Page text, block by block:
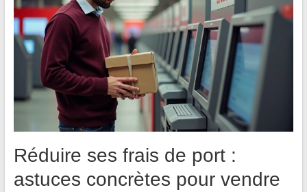
Réduire ses frais de port :
astuces concrètes pour vendre